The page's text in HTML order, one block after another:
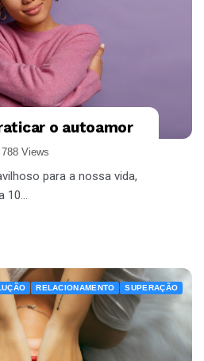
o autoamor
788 Views
para a nossa vida,
10...
RELACIONAMENTO SUPERAÇÃO